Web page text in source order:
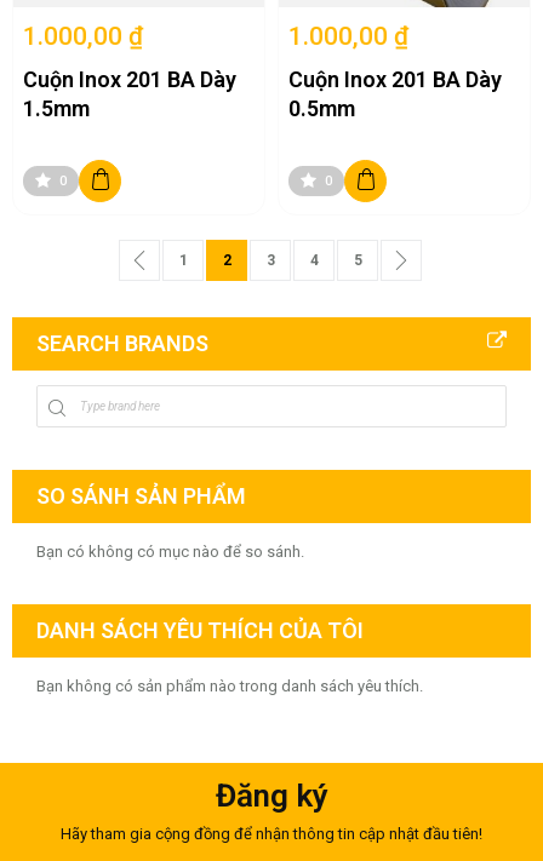
1.000,00 ₫
Cuộn Inox 201 BA Dày
1.5mm
0
1.000,00 ₫
Cuộn Inox 201 BA Dày
0.5mm
0
Trang
Trang
TrướcTrang
1 Bạn đang đọc trang
2 Trang
3 Trang
4 Trang
5
SEARCH BRANDS
SO SÁNH SẢN PHẨM
Bạn có không có mục nào để so sánh.
DANH SÁCH YÊU THÍCH CỦA TÔI
Bạn không có sản phẩm nào trong danh sách yêu thích.
Đăng ký
Hãy tham gia cộng đồng để nhận thông tin cập nhật đầu tiên!